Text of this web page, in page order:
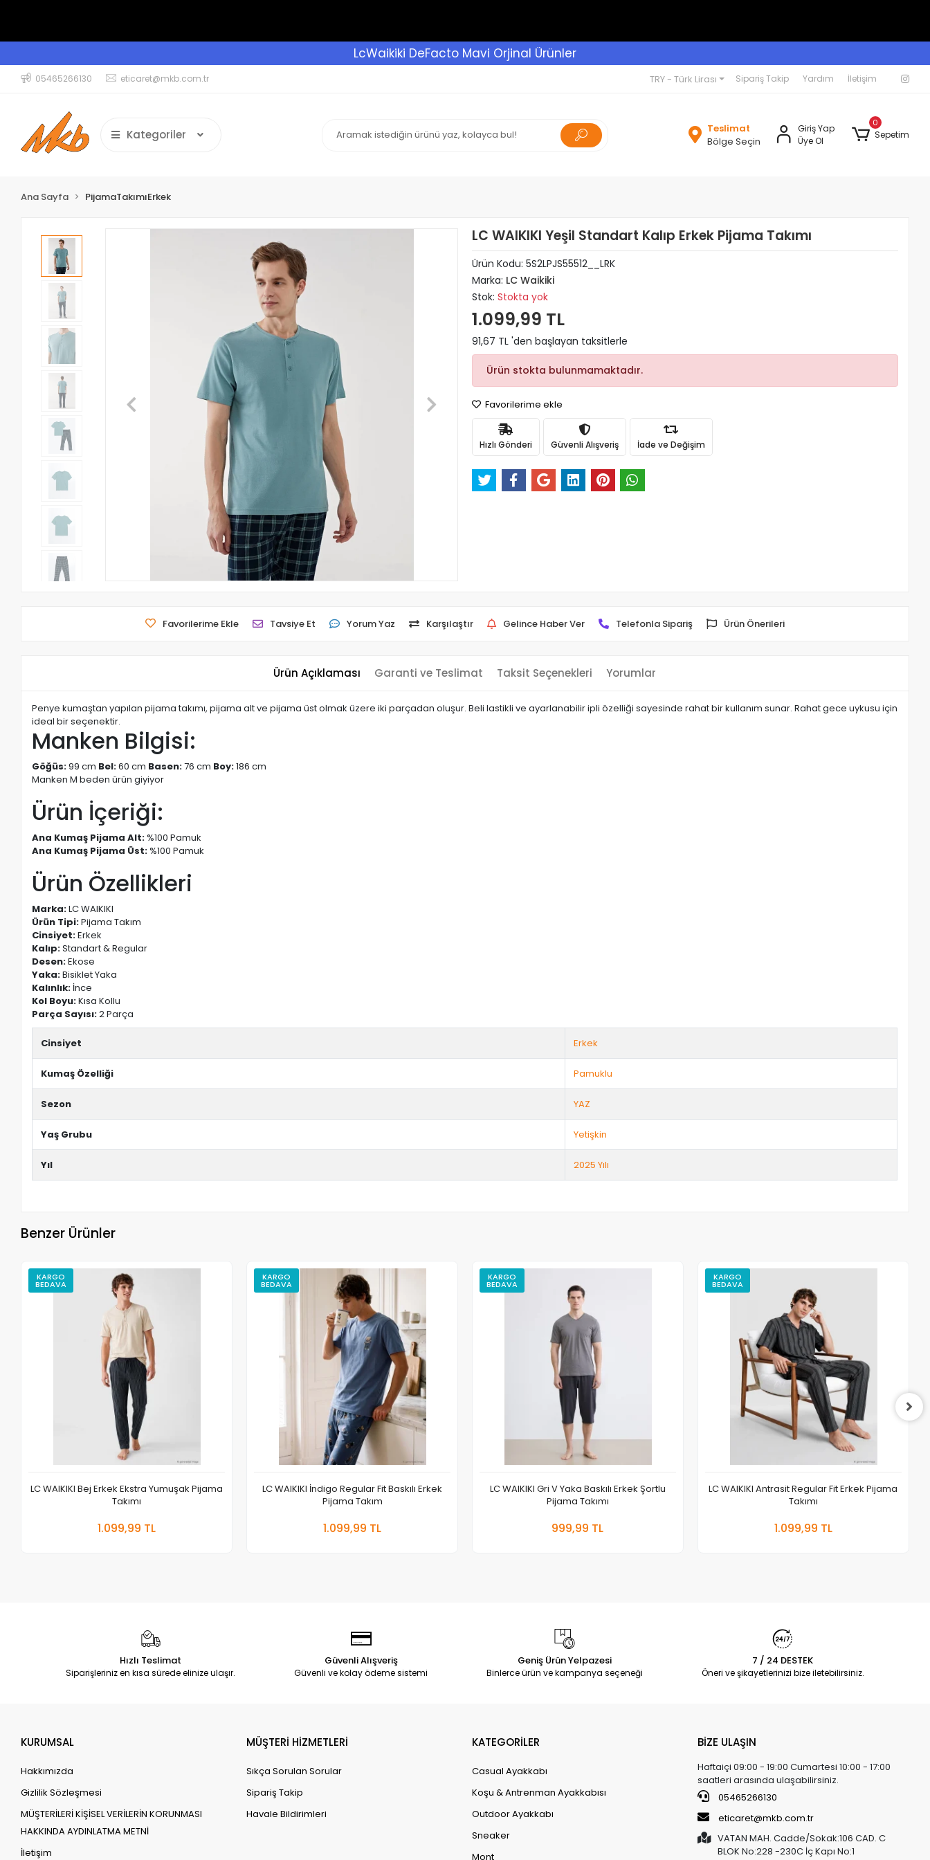
LcWaikiki DeFacto Mavi Orjinal Ürünler
05465266130 eticaret@mkb.com.tr TRY - Türk Lirası Sipariş Takip Yardım İletişim
Kategoriler
Teslimat
Bölge Seçin
Giriş Yap
Üye Ol
0
Sepetim
Ana Sayfa PijamaTakımıErkek
LC WAIKIKI Yeşil Standart Kalıp Erkek Pijama Takımı
Ürün Kodu: 5S2LPJS55512__LRK
Marka: LC Waikiki
Stok: Stokta yok
1.099,99 TL
91,67 TL 'den başlayan taksitlerle
Ürün stokta bulunmamaktadır.
Favorilerime ekle
Hızlı Gönderi Güvenli Alışveriş İade ve Değişim
Favorilerime Ekle Tavsiye Et Yorum Yaz Karşılaştır Gelince Haber Ver Telefonla Sipariş Ürün Önerileri
Ürün Açıklaması Garanti ve Teslimat Taksit Seçenekleri Yorumlar
Penye kumaştan yapılan pijama takımı, pijama alt ve pijama üst olmak üzere iki parçadan oluşur. Beli lastikli ve ayarlanabilir ipli özelliği sayesinde rahat bir kullanım sunar. Rahat gece uykusu için
ideal bir seçenektir.
Manken Bilgisi:
Göğüs:99 cm Bel:60 cm Basen:76 cm Boy:186 cm
Manken M beden ürün giyiyor
Ürün İçeriği:
Ana Kumaş Pijama Alt: %100 Pamuk
Ana Kumaş Pijama Üst: %100 Pamuk
Ürün Özellikleri
Marka:LC WAIKIKI
Ürün Tipi:Pijama Takım
Cinsiyet:Erkek
Kalıp:Standart & Regular
Desen:Ekose
Yaka:Bisiklet Yaka
Kalınlık: İnce
Kol Boyu:Kısa Kollu
Parça Sayısı:2 Parça
Cinsiyet Erkek
Kumaş Özelliği Pamuklu
Sezon YAZ
Yaş Grubu Yetişkin
Yıl 2025 Yılı
Benzer Ürünler
KARGO
BEDAVA
LC WAIKIKI Bej Erkek Ekstra Yumuşak Pijama
Takımı
1.099,99 TL
KARGO
BEDAVA
LC WAIKIKI İndigo Regular Fit Baskılı Erkek
Pijama Takım
1.099,99 TL
KARGO
BEDAVA
LC WAIKIKI Gri V Yaka Baskılı Erkek Şortlu
Pijama Takımı
999,99 TL
KARGO
BEDAVA
LC WAIKIKI Antrasit Regular Fit Erkek Pijama
Takımı
1.099,99 TL
Hızlı Teslimat
Siparişleriniz en kısa sürede elinize ulaşır.
Güvenli Alışveriş
Güvenli ve kolay ödeme sistemi
Geniş Ürün Yelpazesi
Binlerce ürün ve kampanya seçeneği
7 / 24 DESTEK
Öneri ve şikayetlerinizi bize iletebilirsiniz.
KURUMSAL
Hakkımızda
Gizlilik Sözleşmesi
MÜŞTERİLERİ KİŞİSEL VERİLERİN KORUNMASI
HAKKINDA AYDINLATMA METNİ
İletişim
MÜŞTERİ HİZMETLERİ
Sıkça Sorulan Sorular
Sipariş Takip
Havale Bildirimleri
KATEGORİLER
Casual Ayakkabı
Koşu & Antrenman Ayakkabısı
Outdoor Ayakkabı
Sneaker
Mont
BİZE ULAŞIN
Haftaiçi 09:00 - 19:00 Cumartesi 10:00 - 17:00
saatleri arasında ulaşabilirsiniz.
05465266130
eticaret@mkb.com.tr
VATAN MAH. Cadde/Sokak:106 CAD. C
BLOK No:228 -230C İç Kapı No:1